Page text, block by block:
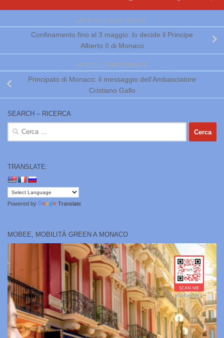
ARTICOLO SUCCESSIVO
Confinamento fino al 3 maggio: lo decide il Principe
Alberto II di Monaco
ARTICOLO PRECEDENTE
Principato di Monaco: il messaggio dell’Ambasciatore
Cristiano Gallo
SEARCH – RICERCA
Ricerca
per:
TRANSLATE:
Powered by Translate
MOBEE, MOBILITÀ GREEN A MONACO